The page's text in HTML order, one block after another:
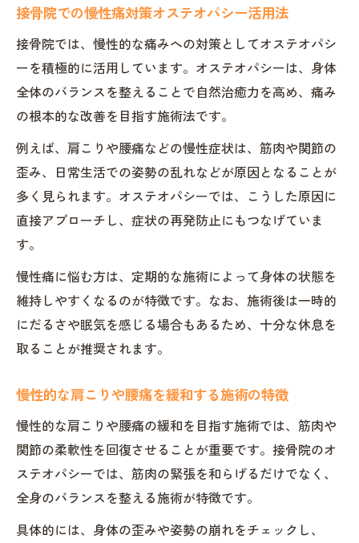
接骨院での慢性痛対策オステオパシー活用法
接骨院では、慢性的な痛みへの対策としてオステオパシ
ーを積極的に活用しています。オステオパシーは、身体
全体のバランスを整えることで自然治癒力を高め、痛み
の根本的な改善を目指す施術法です。
例えば、肩こりや腰痛などの慢性症状は、筋肉や関節の
歪み、日常生活での姿勢の乱れなどが原因となることが
多く見られます。オステオパシーでは、こうした原因に
直接アプローチし、症状の再発防止にもつなげていま
す。
慢性痛に悩む方は、定期的な施術によって身体の状態を
維持しやすくなるのが特徴です。なお、施術後は一時的
にだるさや眠気を感じる場合もあるため、十分な休息を
取ることが推奨されます。
慢性的な肩こりや腰痛を緩和する施術の特徴
慢性的な肩こりや腰痛の緩和を目指す施術では、筋肉や
関節の柔軟性を回復させることが重要です。接骨院のオ
ステオパシーでは、筋肉の緊張を和らげるだけでなく、
全身のバランスを整える施術が特徴です。
具体的には、身体の歪みや姿勢の崩れをチェックし、